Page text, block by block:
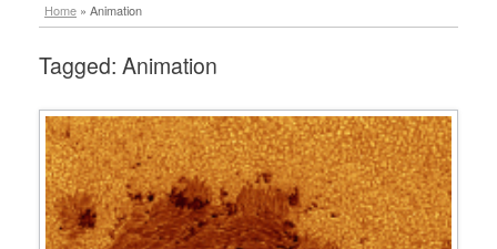
Home » Animation
Tagged: Animation